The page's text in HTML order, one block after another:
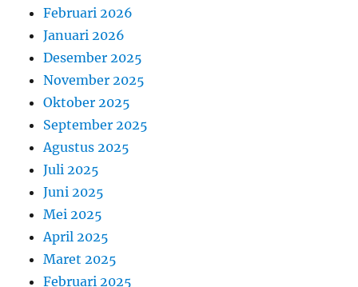
Februari 2026
Januari 2026
Desember 2025
November 2025
Oktober 2025
September 2025
Agustus 2025
Juli 2025
Juni 2025
Mei 2025
April 2025
Maret 2025
Februari 2025